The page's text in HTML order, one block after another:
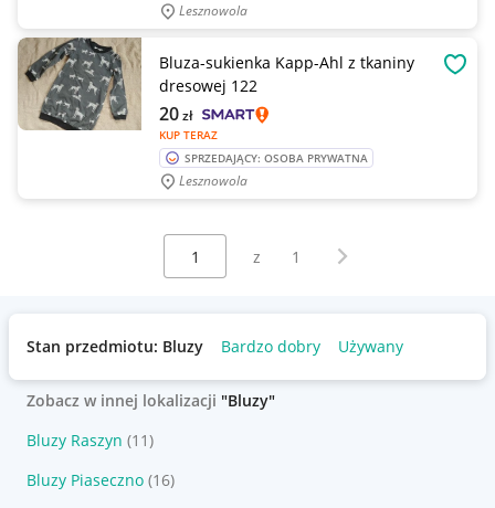
Lesznowola
Bluza-sukienka Kapp-Ahl z tkaniny
dresowej 122
KUP TERAZ
20zł
SPRZEDAJĄCY: OSOBA PRYWATNA
Lesznowola
Wybierz stronę:
z 1 Następna strona
Stan przedmiotu: Bluzy Bardzo dobry Używany
Zobacz w innej lokalizacji "Bluzy"
Bluzy Raszyn (11)
Bluzy Piaseczno (16)